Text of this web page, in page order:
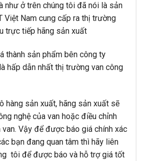
như ở trên chúng tôi đã nói là sản
Việt Nam cung cấp ra thị trường
trực tiếp hãng sản xuất
thành sản phẩm bên công ty
hấp dẫn nhất thị trường van công
hàng sản xuất, hãng sản xuất sẽ
nghệ của van hoặc điều chỉnh
Vậy để được báo giá chính xác
bạn đang quan tâm thì hãy liên
tôi để được báo và hỗ trợ giá tốt